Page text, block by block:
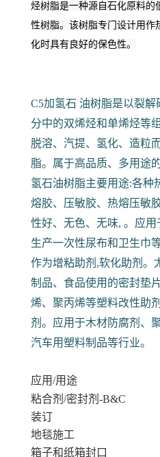
烃树脂是一种源自石化原料的
性树脂。 该树脂专门设计用作
化时具有良好的保色性。
C5加氢石 油树脂是以裂
分中的双烯烃和单烯烃等
脱溶、汽提、氢化、造粒
脂。属于高品质、多用途
氢石油树脂主要用途:各种
熔胶、压敏胶、热熔压敏
性好、无色、无味, 。应
生产一次性尿布和卫生巾
作为增粘助剂,软化助剂。
制品、食品使用的密封垫
烯、聚丙烯等塑料改性助
剂。应用于木材防腐剂、
汽车用塑料制品等行业。
应用/用途
粘合剂/密封剂-B&C
装订
地毯施工
箱子和纸箱封口